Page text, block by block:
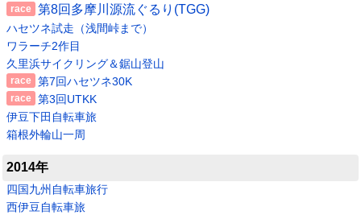
第8回多摩川源流ぐるり(TGG)
ハセツネ試走（浅間峠まで）
ワラーチ2作目
久里浜サイクリング＆鋸山登山
第7回ハセツネ30K
第3回UTKK
伊豆下田自転車旅
箱根外輪山一周
2014年
四国九州自転車旅行
西伊豆自転車旅